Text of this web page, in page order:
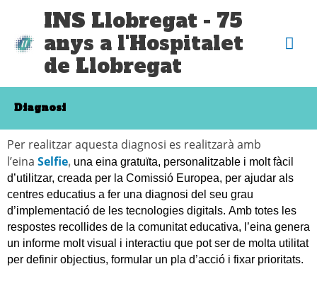
contingut
INS Llobregat - 75
anys a l'Hospitalet
de Llobregat
Diagnosi
Per realitzar aquesta diagnosi es realitzarà amb
l’eina Selfie, una eina gratuïta, personalitzable i molt fàcil
d’utilitzar, creada per la Comissió Europea, per ajudar als
centres educatius a fer una diagnosi del seu grau
d’implementació de les tecnologies digitals. Amb totes les
respostes recollides de la comunitat educativa, l’eina genera
un informe molt visual i interactiu que pot ser de molta utilitat
per definir objectius, formular un pla d’acció i fixar prioritats.